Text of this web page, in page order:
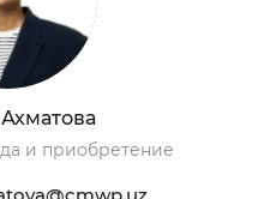
и приобретение